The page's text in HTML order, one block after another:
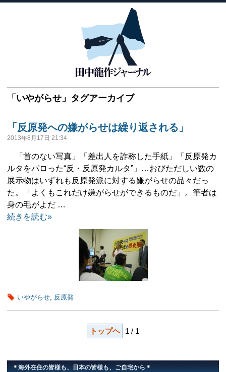
「 いやがらせ 」タグアーカイブ
「反原発への嫌がらせは繰り返される」
2013年8月17日 21:34
「首のない写真」「差出人を詐称した手紙」「反原発カ
ルタをパロった“反・反原発カルタ”」…おびただしい数の
展示物はいずれも反原発派に対する嫌がらせの品々だっ
た。「よくもこれだけ嫌がらせができるものだ」。筆者は
身の毛がよだ …
続きを読む»
いやがらせ, 反原発
トップヘ 1 / 1
＊海外在住の皆様も、日本の皆様も、ご自宅から＊